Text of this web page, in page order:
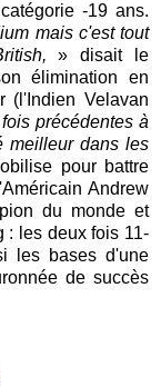
-19 ans.
mais c'est tout
» disait le
élimination en
(l'Indien Velavan
précédentes à
meilleur dans les
pour battre
Andrew
du monde et
: les deux fois 11-
les bases d'une
de succès